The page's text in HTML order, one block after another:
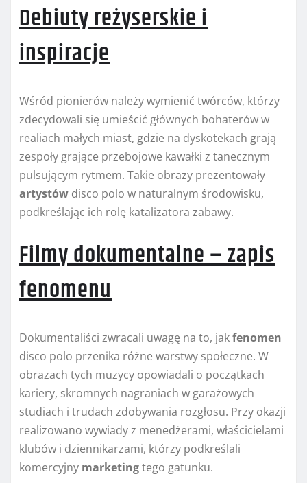
Debiuty reżyserskie i
inspiracje
Wśród pionierów należy wymienić twórców, którzy
zdecydowali się umieścić głównych bohaterów w
realiach małych miast, gdzie na dyskotekach grają
zespoły grające przebojowe kawałki z tanecznym
pulsującym rytmem. Takie obrazy prezentowały
artystów disco polo w naturalnym środowisku,
podkreślając ich rolę katalizatora zabawy.
Filmy dokumentalne – zapis
fenomenu
Dokumentaliści zwracali uwagę na to, jakfenomen
disco polo przenika różne warstwy społeczne. W
obrazach tych muzycy opowiadali o początkach
kariery, skromnych nagraniach w garażowych
studiach i trudach zdobywania rozgłosu. Przy okazji
realizowano wywiady z menedżerami, właścicielami
klubów i dziennikarzami, którzy podkreślali
komercyjny marketingtego gatunku.